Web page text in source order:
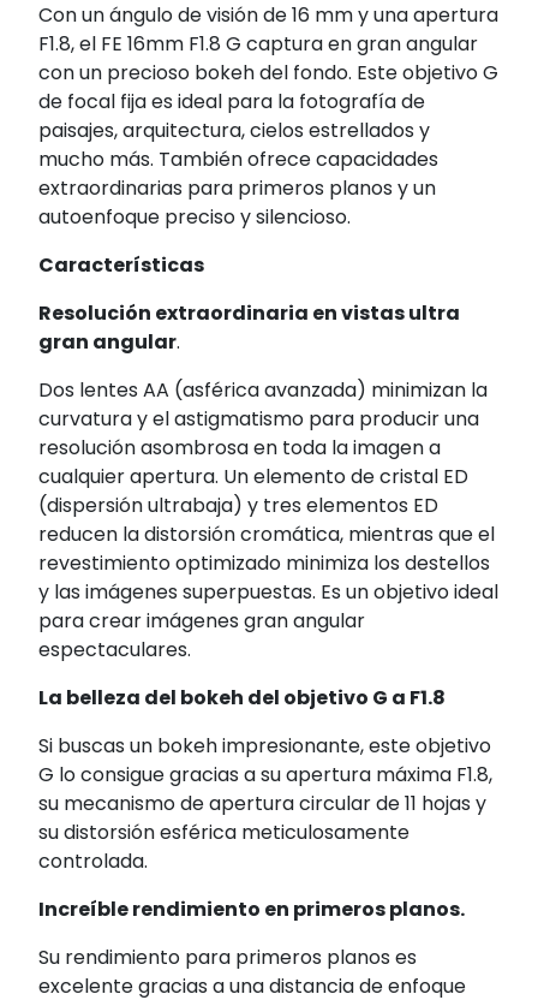
Con un ángulo de visión de 16 mm y una apertura
F1.8, el FE 16mm F1.8 G captura en gran angular
con un precioso bokeh del fondo. Este objetivo G
de focal fija es ideal para la fotografía de
paisajes, arquitectura, cielos estrellados y
mucho más. También ofrece capacidades
extraordinarias para primeros planos y un
autoenfoque preciso y silencioso.
Características
Resolución extraordinaria en vistas ultra
gran angular.
Dos lentes AA (asférica avanzada) minimizan la
curvatura y el astigmatismo para producir una
resolución asombrosa en toda la imagen a
cualquier apertura. Un elemento de cristal ED
(dispersión ultrabaja) y tres elementos ED
reducen la distorsión cromática, mientras que el
revestimiento optimizado minimiza los destellos
y las imágenes superpuestas. Es un objetivo ideal
para crear imágenes gran angular
espectaculares.
La belleza del bokeh del objetivo G a F1.8
Si buscas un bokeh impresionante, este objetivo
G lo consigue gracias a su apertura máxima F1.8,
su mecanismo de apertura circular de 11 hojas y
su distorsión esférica meticulosamente
controlada.
Increíble rendimiento en primeros planos.
Su rendimiento para primeros planos es
excelente gracias a una distancia de enfoque